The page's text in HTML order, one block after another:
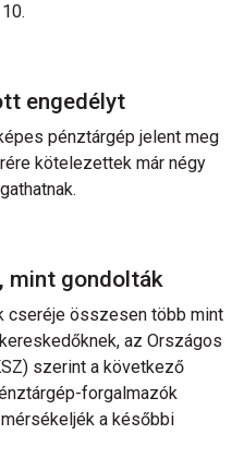
engedélyt
pénztárgép jelent meg
kötelezettek már négy
mint gondolták
cseréje összesen több mint
az Országos
szerint a következő
forgalmazók
a későbbi